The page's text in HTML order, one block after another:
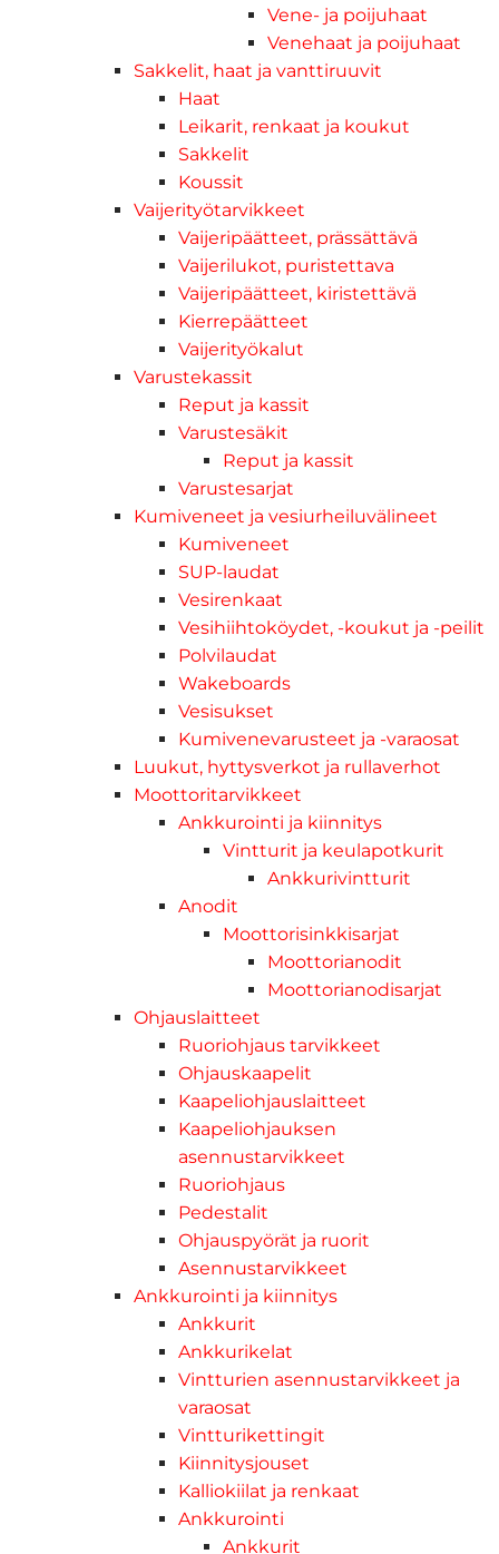
Vene- ja poijuhaat
Venehaat ja poijuhaat
Sakkelit, haat ja vanttiruuvit
Haat
Leikarit, renkaat ja koukut
Sakkelit
Koussit
Vaijerityötarvikkeet
Vaijeripäätteet, prässättävä
Vaijerilukot, puristettava
Vaijeripäätteet, kiristettävä
Kierrepäätteet
Vaijerityökalut
Varustekassit
Reput ja kassit
Varustesäkit
Reput ja kassit
Varustesarjat
Kumiveneet ja vesiurheiluvälineet
Kumiveneet
SUP-laudat
Vesirenkaat
Vesihiihtoköydet, -koukut ja -peilit
Polvilaudat
Wakeboards
Vesisukset
Kumivenevarusteet ja -varaosat
Luukut, hyttysverkot ja rullaverhot
Moottoritarvikkeet
Ankkurointi ja kiinnitys
Vintturit ja keulapotkurit
Ankkurivintturit
Anodit
Moottorisinkkisarjat
Moottorianodit
Moottorianodisarjat
Ohjauslaitteet
Ruoriohjaus tarvikkeet
Ohjauskaapelit
Kaapeliohjauslaitteet
Kaapeliohjauksen
asennustarvikkeet
Ruoriohjaus
Pedestalit
Ohjauspyörät ja ruorit
Asennustarvikkeet
Ankkurointi ja kiinnitys
Ankkurit
Ankkurikelat
Vintturien asennustarvikkeet ja
varaosat
Vintturikettingit
Kiinnitysjouset
Kalliokiilat ja renkaat
Ankkurointi
Ankkurit